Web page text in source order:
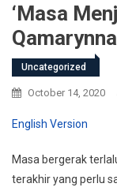
‘Masa
Uncategorized
October 14, 2020
English Version
Masa bergerak
terakhir yang perlu